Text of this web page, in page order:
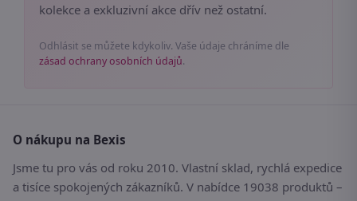
kolekce a exkluzivní akce dřív než ostatní.
Odhlásit se můžete kdykoliv. Vaše údaje chráníme dle
zásad ochrany osobních údajů.
O nákupu na Bexis
Jsme tu pro vás od roku 2010. Vlastní sklad, rychlá expedice
a tisíce spokojených zákazníků. V nabídce 19038 produktů –